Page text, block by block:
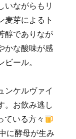
いながらもリ
麦芽によるト
醇でありなが
かな酸味が感
ール。
ンケルヴァイ
。お飲み逃し
いる方々
に酵母が生み